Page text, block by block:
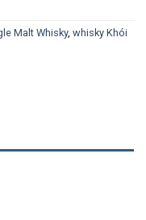
Malt Whisky, whisky Khói